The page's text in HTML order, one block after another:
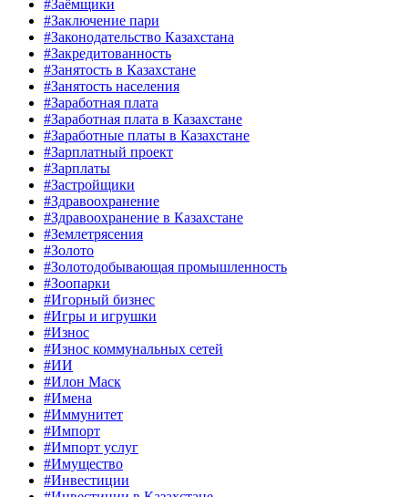
#Заёмщики
#Заключение пари
#Законодательство Казахстана
#Закредитованность
#Занятость в Казахстане
#Занятость населения
#Заработная плата
#Заработная плата в Казахстане
#Заработные платы в Казахстане
#Зарплатный проект
#Зарплаты
#Застройщики
#Здравоохранение
#Здравоохранение в Казахстане
#Землетрясения
#Золото
#Золотодобывающая промышленность
#Зоопарки
#Игорный бизнес
#Игры и игрушки
#Износ
#Износ коммунальных сетей
#ИИ
#Илон Маск
#Имена
#Иммунитет
#Импорт
#Импорт услуг
#Имущество
#Инвестиции